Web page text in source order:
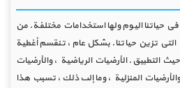
حياتنا اليوم ولها استخدامات مختلفة. من
التي تزين حياتنا. بشكل عام ، تنقسم أغطية
التطبيق. الأرضيات الرياضية ، والأرضيات
المنزلية ، وما إلى ذلك ، تسبب هذا